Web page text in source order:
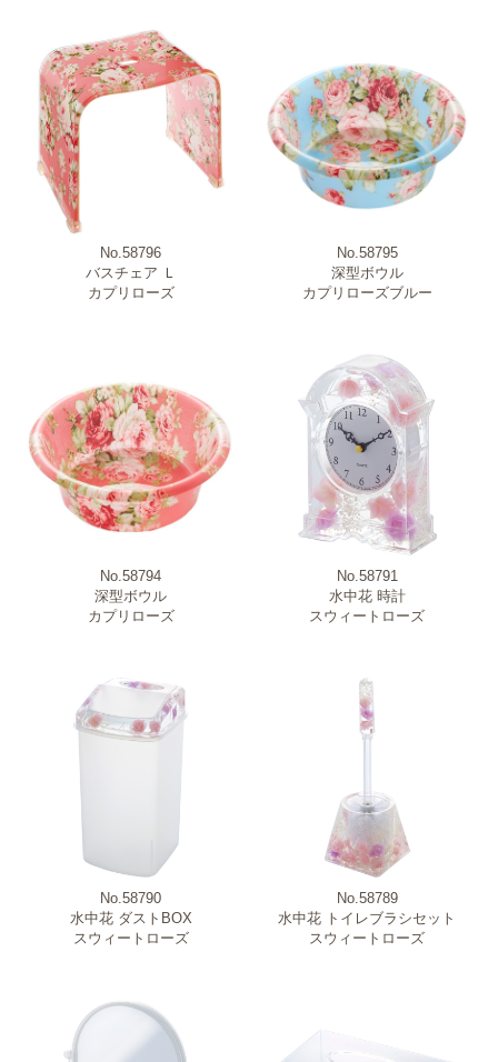
No.58796
バスチェア Ｌ
カプリローズ
No.58795
深型ボウル
カプリローズブルー
No.58794
深型ボウル
カプリローズ
No.58791
水中花 時計
スウィートローズ
No.58790
水中花 ダストBOX
スウィートローズ
No.58789
水中花 トイレブラシセット
スウィートローズ